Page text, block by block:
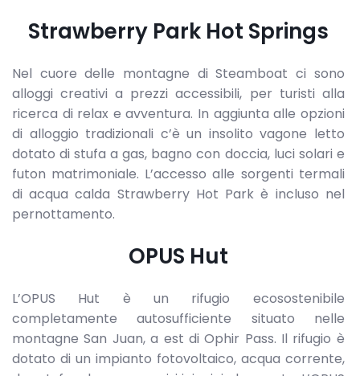
Strawberry Park Hot Springs
Nel cuore delle montagne di Steamboat ci sono
alloggi creativi a prezzi accessibili, per turisti alla
ricerca di relax e avventura. In aggiunta alle opzioni
di alloggio tradizionali c’è un insolito vagone letto
dotato di stufa a gas, bagno con doccia, luci solari e
futon matrimoniale. L’accesso alle sorgenti termali
di acqua calda Strawberry Hot Park è incluso nel
pernottamento.
OPUS Hut
L’OPUS Hut è un rifugio ecosostenibile
completamente autosufficiente situato nelle
montagne San Juan, a est di Ophir Pass. Il rifugio è
dotato di un impianto fotovoltaico, acqua corrente,